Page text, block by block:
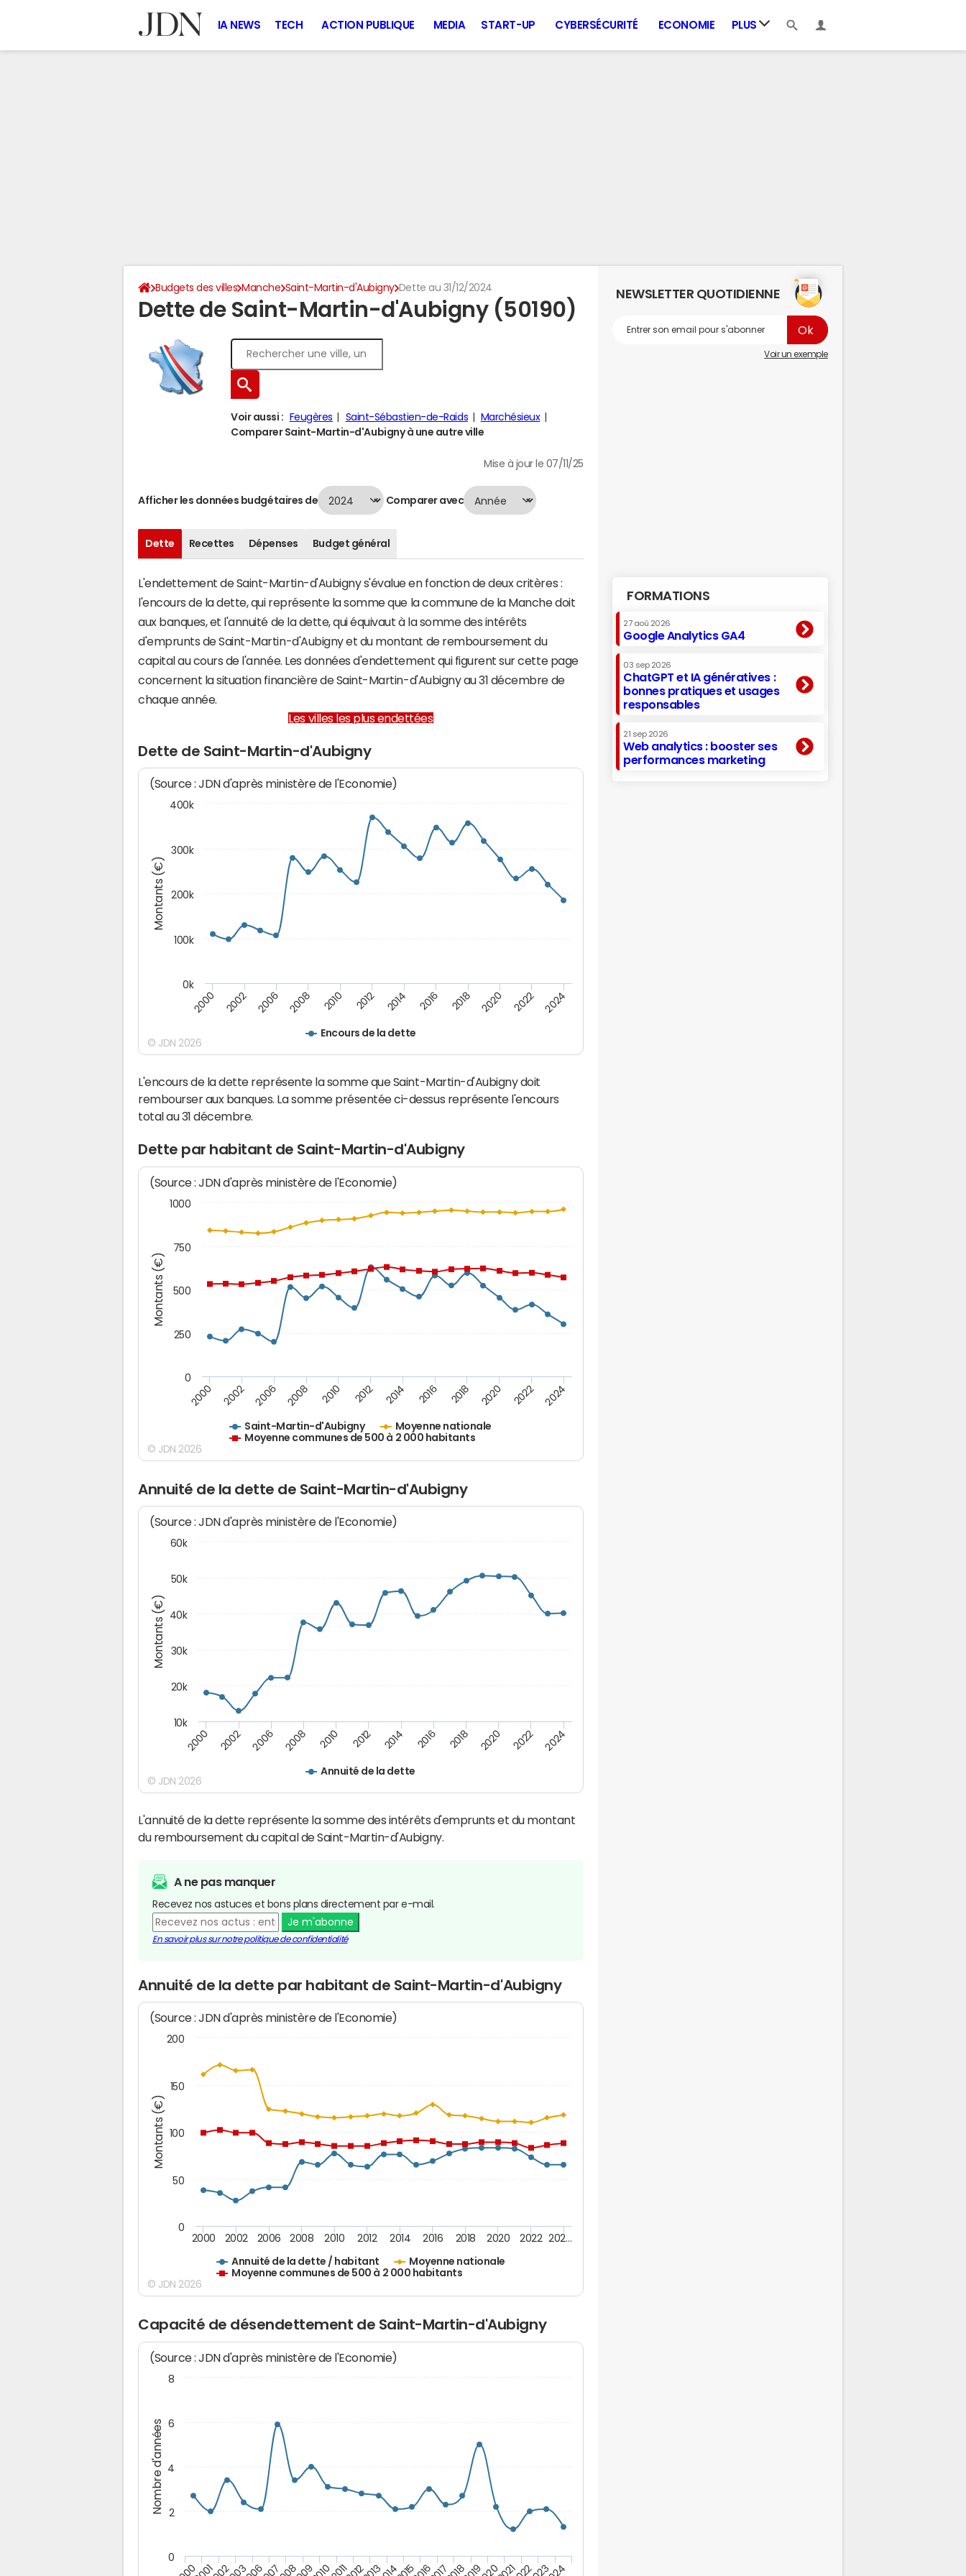
IA NEWS TECH ACTION PUBLIQUE MEDIA START-UP CYBERSÉCURITÉ ECONOMIE PLUS
Budgets des villes Manche Saint-Martin-d'Aubigny Dette au 31/12/2024
Dette de Saint-Martin-d'Aubigny (50190)
Voir aussi : Feugères Saint-Sébastien-de-Raids
Marchésieux
Comparer Saint-Martin-d'Aubigny à une autre ville
Mise à jour le 07/11/25
Afficher les données budgétaires de Comparer avec
Dette Recettes Dépenses Budget général
L'endettement de Saint-Martin-d'Aubigny s'évalue en fonction de deux critères :
l'encours de la dette, qui représente la somme que la commune de la Manche doit
aux banques, et l'annuité de la dette, qui équivaut à la somme des intérêts
d'emprunts de Saint-Martin-d'Aubigny et du montant de remboursement du
capital au cours de l'année. Les données d'endettement qui figurent sur cette page
concernent la situation financière de Saint-Martin-d'Aubigny au 31 décembre de
chaque année.
Les villes les plus endettées
Dette de Saint-Martin-d'Aubigny
Montants (€)
(Source : JDN d'après ministère de l'Economie)
Encours de la dette
2000 2002 2006 2008 2010 2012 2014 2016 2018 2020 2022 2024
0k
100k
200k
300k
400k
© JDN 2026
L'encours de la dette représente la somme que Saint-Martin-d'Aubigny doit
rembourser aux banques. La somme présentée ci-dessus représente l'encours
total au 31 décembre.
Dette par habitant de Saint-Martin-d'Aubigny
Montants (€)
(Source : JDN d'après ministère de l'Economie)
Saint-Martin-d'Aubigny
Moyenne nationale
Moyenne communes de 500 à 2 000 habitants
2000 2002 2006 2008 2010 2012 2014 2016 2018 2020 2022 2024
0
250
500
750
1000
© JDN 2026
Annuité de la dette de Saint-Martin-d'Aubigny
Montants (€)
(Source : JDN d'après ministère de l'Economie)
Annuité de la dette
2000 2002 2006 2008 2010 2012 2014 2016 2018 2020 2022 2024
10k
20k
30k
40k
50k
60k
© JDN 2026
L'annuité de la dette représente la somme des intérêts d'emprunts et du montant
du remboursement du capital de Saint-Martin-d'Aubigny.
A ne pas manquer
Recevez nos astuces et bons plans directement par e-mail.
Je m'abonne
En savoir plus sur notre politique de confidentialité
Annuité de la dette par habitant de Saint-Martin-d'Aubigny
Montants (€)
(Source : JDN d'après ministère de l'Economie)
Annuité de la dette / habitant
Moyenne nationale
Moyenne communes de 500 à 2 000 habitants
2000 2002 2006 2008 2010 2012 2014 2016 2018 2020 2022 202…
0
50
100
150
200
© JDN 2026
Capacité de désendettement de Saint-Martin-d'Aubigny
Nombre d'années
(Source : JDN d'après ministère de l'Economie)
2011
0
2
4
6
8
NEWSLETTER QUOTIDIENNE
Voir un exemple
FORMATIONS
27 aoû 2026
Google Analytics GA4
03 sep 2026
ChatGPT et IA génératives :
bonnes pratiques et usages
responsables
21 sep 2026
Web analytics : booster ses
performances marketing